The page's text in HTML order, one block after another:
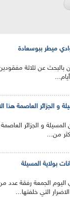
ميطر ببوسعادة
بالبحث عن ثلاثة
و الجزائر العاصمة هذا
و الجزائر العاصمة
من...
بولاية المسيلة
الجمعة رفقة عدد
التي خلفتها...